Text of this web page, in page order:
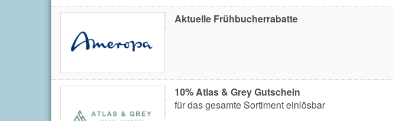
Aktuelle Frühbucherrabatte
10% Atlas & Grey Gutschein
für das gesamte Sortiment einlösbar